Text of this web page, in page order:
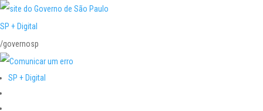
SP + Digital
/governosp
SP + Digital